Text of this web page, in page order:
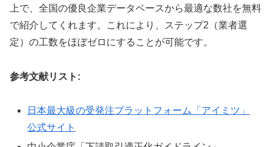
上で、全国の優良企業データベースから最適な数社を無料
で紹介してくれます。これにより、ステップ2（業者選
定）の工数をほぼゼロにすることが可能です。
参考文献リスト:
日本最大級の受発注プラットフォーム「アイミツ」
公式サイト